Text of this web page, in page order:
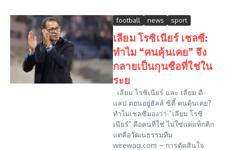
football news sport
เลียม โรซิเนียร์ เชลซี:
ทำไม “คนคุ้นเคย” จึง
กลายเป็นกุนซือที่ใช่ใน
ระย
เลียม โรซิเนียร์ และ เลียม ดี
แลป ตอนอยู่ฮัลล์ ซิตี้ คนคุ้นเคย?
ทำไมเชลซีมองว่า “เลียม โรซิ
เนียร์” คือคนที่ใช่ ไม่ใช่แค่แท็กติก
แต่คือวัฒนธรรมทีม
wirewag.com – การตัดสินใจ